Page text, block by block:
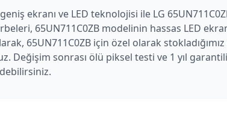
ekranı ve LED teknolojisi ile LG
65UN711C0ZB modelinin hassas LED
65UN711C0ZB için özel olarak
Değişim sonrası ölü piksel testi ve 1 yıl